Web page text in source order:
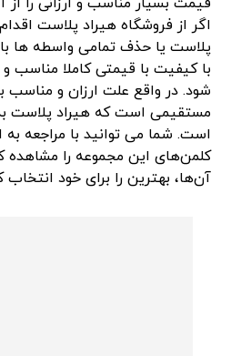
اگر از فروشگاه هیراد پلاست
پلاست یا حذف تمامی واسطه ها
با کیفیت با قیمتی کاملا مناسب و
شود. در واقع علت ارزان و
مستقیمی است که هیراد پلاست
است. شما می توانید با مراجعه
کلمن‌های این مجموعه را مشاهده
آن‌ها، بهترین را برای خود انتخاب